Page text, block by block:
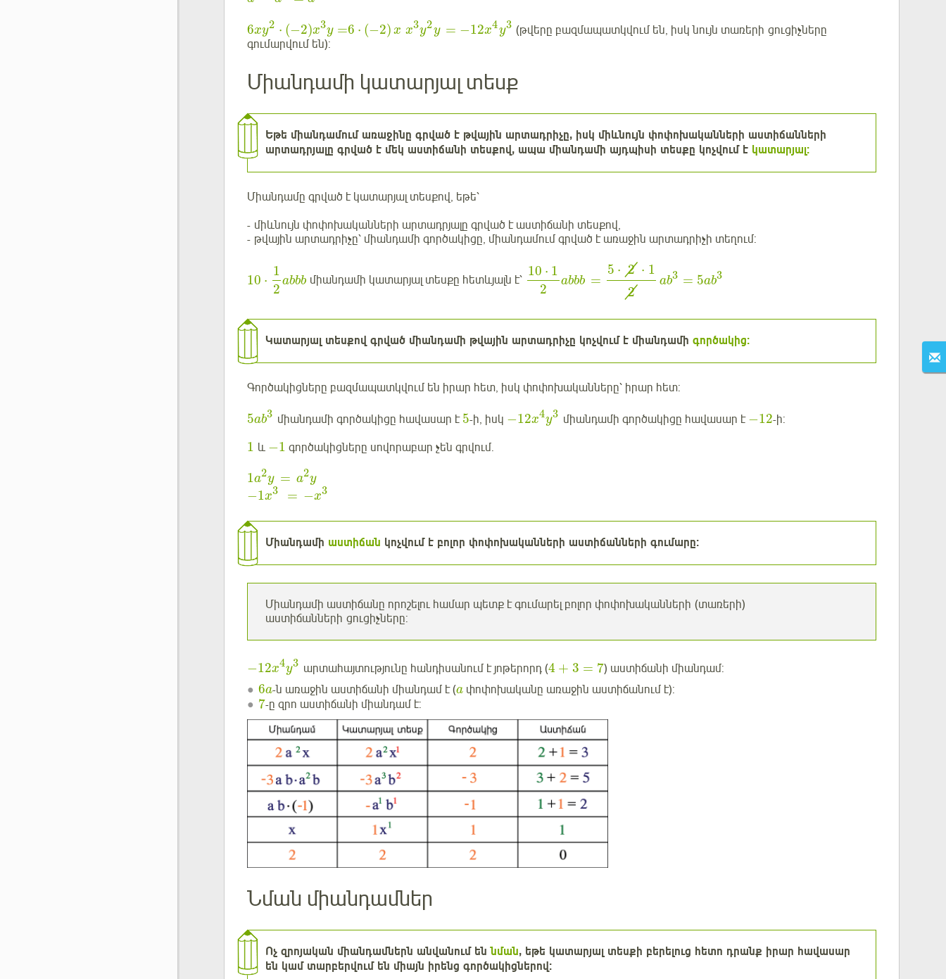
6xy2 ⋅ (−2)x3y =6 ⋅ (−2) x x3y2y = −12x4y3 (թվերը բազմապատկվում են, իսկ նույն տառերի ցուցիչները
գումարվում են):
Միանդամի կատարյալ տեսք
Եթե միանդամում առաջինը գրված է թվային արտադրիչը, իսկ միևնույն փոփոխականների աստիճանների
արտադրյալը գրված է մեկ աստիճանի տեսքով, ապա միանդամի այդպիսի տեսքը կոչվում է կատարյալ:
Միանդամը գրված է կատարյալ տեսքով, եթե՝
- միևնույն փոփոխականների արտադրյալը գրված է աստիճանի տեսքով,
- թվային արտադրիչը՝ միանդամի գործակիցը, միանդամում գրված է առաջին արտադրիչի տեղում:
10 ⋅
1
2
abbb միանդամի կատարյալ տեսքը հետևյալն է՝
10 ⋅ 1
2
abbb =
5 ⋅ 2 ⋅ 1
2
ab3 = 5ab3
Կատարյալ տեսքով գրված միանդամի թվային արտադրիչը կոչվում է միանդամի գործակից:
Գործակիցները բազմապատկվում են իրար հետ, իսկ փոփոխականները՝ իրար հետ:
5ab3 միանդամի գործակիցը հավասար է 5-ի, իսկ −12x4y3 միանդամի գործակիցը հավասար է −12-ի:
1 և −1 գործակիցները սովորաբար չեն գրվում.
1a2y = a2y
−1x3 = −x3
Միանդամի աստիճան կոչվում է բոլոր փոփոխականների աստիճանների գումարը:
Միանդամի աստիճանը որոշելու համար պետք է գումարել բոլոր փոփոխականների (տառերի)
աստիճանների ցուցիչները:
−12x4y3 արտահայտությունը հանդիսանում է յոթերորդ (4 + 3 = 7) աստիճանի միանդամ:
6a-ն առաջին աստիճանի միանդամ է (a փոփոխականը առաջին աստիճանում է):
7-ը զրո աստիճանի միանդամ է:
Նման միանդամներ
Ոչ զրոյական միանդամներն անվանում եննման, եթե կատարյալ տեսքի բերելուց հետո դրանք իրար հավասար
են կամ տարբերվում են միայն իրենց գործակիցներով: